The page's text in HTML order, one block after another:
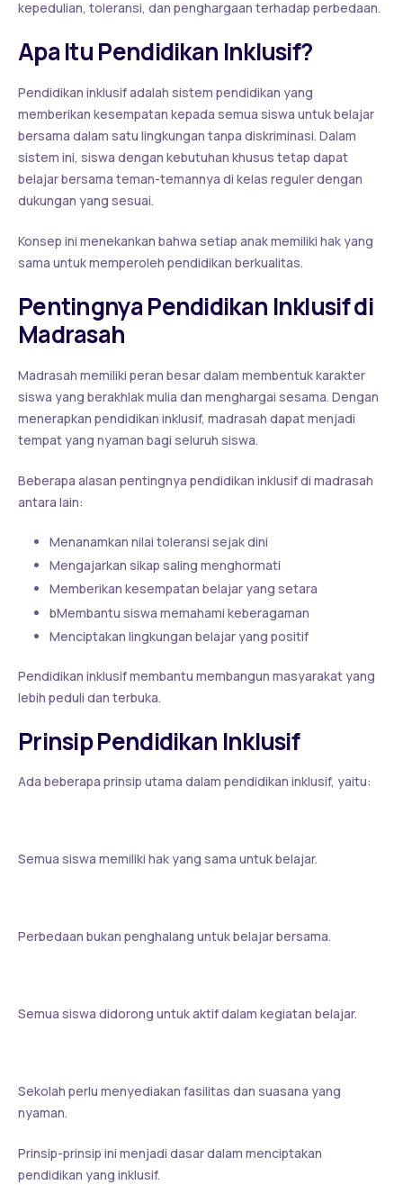
kepedulian, toleransi, dan penghargaan terhadap perbedaan.
Apa Itu Pendidikan Inklusif?
Pendidikan inklusif adalah sistem pendidikan yang
memberikan kesempatan kepada semua siswa untuk belajar
bersama dalam satu lingkungan tanpa diskriminasi. Dalam
sistem ini, siswa dengan kebutuhan khusus tetap dapat
belajar bersama teman-temannya di kelas reguler dengan
dukungan yang sesuai.
Konsep ini menekankan bahwa setiap anak memiliki hak yang
sama untuk memperoleh pendidikan berkualitas.
Pentingnya Pendidikan Inklusif di
Madrasah
Madrasah memiliki peran besar dalam membentuk karakter
siswa yang berakhlak mulia dan menghargai sesama. Dengan
menerapkan pendidikan inklusif, madrasah dapat menjadi
tempat yang nyaman bagi seluruh siswa.
Beberapa alasan pentingnya pendidikan inklusif di madrasah
antara lain:
Menanamkan nilai toleransi sejak dini
Mengajarkan sikap saling menghormati
Memberikan kesempatan belajar yang setara
bMembantu siswa memahami keberagaman
Menciptakan lingkungan belajar yang positif
Pendidikan inklusif membantu membangun masyarakat yang
lebih peduli dan terbuka.
Prinsip Pendidikan Inklusif
Ada beberapa prinsip utama dalam pendidikan inklusif, yaitu:
Semua siswa memiliki hak yang sama untuk belajar.
Perbedaan bukan penghalang untuk belajar bersama.
Semua siswa didorong untuk aktif dalam kegiatan belajar.
Sekolah perlu menyediakan fasilitas dan suasana yang
nyaman.
Prinsip-prinsip ini menjadi dasar dalam menciptakan
pendidikan yang inklusif.